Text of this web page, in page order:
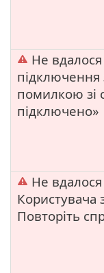
Не
помилкою зі
підключено»
Не
Користувача
Повторіть